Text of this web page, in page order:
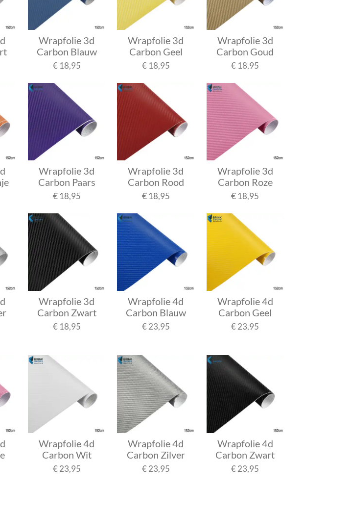
Wrapfolie 3d
Carbon Blauw
€ 18,95
Wrapfolie 3d
Carbon Geel
€ 18,95
Wrapfolie 3d
Carbon Goud
€ 18,95
Wrapfolie 3d
Carbon Paars
€ 18,95
Wrapfolie 3d
Carbon Rood
€ 18,95
Wrapfolie 3d
Carbon Roze
€ 18,95
Wrapfolie 3d
Carbon Zwart
€ 18,95
Wrapfolie 4d
Carbon Blauw
€ 23,95
Wrapfolie 4d
Carbon Geel
€ 23,95
Wrapfolie 4d
Carbon Wit
€ 23,95
Wrapfolie 4d
Carbon Zilver
€ 23,95
Wrapfolie 4d
Carbon Zwart
€ 23,95